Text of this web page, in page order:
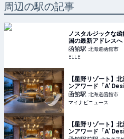
周辺の駅の記事
ノスタルジックな
国の最新アドレスへ
函館駅 北海道函館市
ELLE
【星野リゾート】
ンアワード「A'
どんなホテル?
函館駅 北海道函館市
マイナビニュース
【星野リゾート】
ンアワード「A'